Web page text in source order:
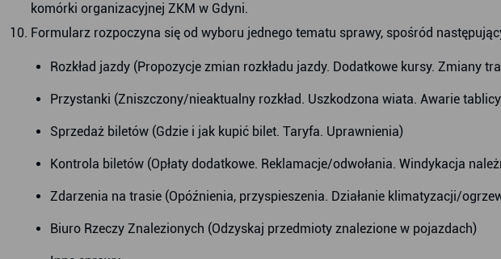
komórki organizacyjnej ZKM w Gdyni.
Formularz rozpoczyna się od wyboru jednego tematu sprawy, spośród
Rozkład jazdy (Propozycje zmian rozkładu jazdy. Dodatkowe kursy. Zmiany
Przystanki (Zniszczony/nieaktualny rozkład. Uszkodzona wiata. Awarie
Sprzedaż biletów (Gdzie i jak kupić bilet. Taryfa. Uprawnienia)
Kontrola biletów (Opłaty dodatkowe. Reklamacje/odwołania. Windykacja
Zdarzenia na trasie (Opóźnienia, przyspieszenia. Działanie klimatyzacji/
Biuro Rzeczy Znalezionych (Odzyskaj przedmioty znalezione w pojazdach)